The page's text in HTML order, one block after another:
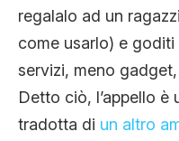
regalalo ad un
come usarlo) e
servizi, meno
Detto ciò, l’appello è
tradotta di un altro